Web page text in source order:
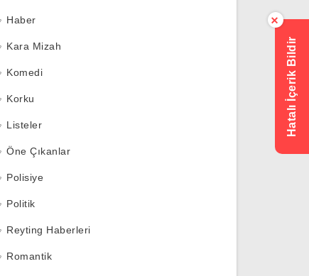
Haber
Kara Mizah
Komedi
Korku
Listeler
Öne Çıkanlar
Polisiye
Politik
Reyting Haberleri
Romantik
Hatalı İçerik Bildir
×